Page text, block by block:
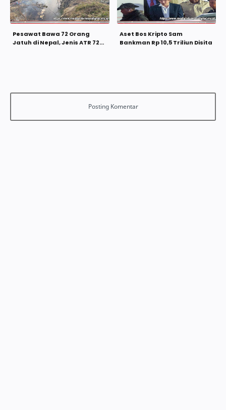
Pesawat Bawa 72 Orang
Jatuh di Nepal, Jenis ATR 72
Aset Bos Kripto Sam
Bankman Rp 10,5 Triliun Disita